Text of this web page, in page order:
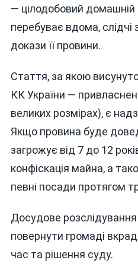
— цілодобовий
перебуває вдома, слідчі
докази її провини.
Стаття, за якою
КК України —
великих розмірах), є
Якщо провина буде
загрожує від 7 до 12
конфіскація майна, а
певні посади протягом
Досудове
повернути громаді
час та рішення суду.